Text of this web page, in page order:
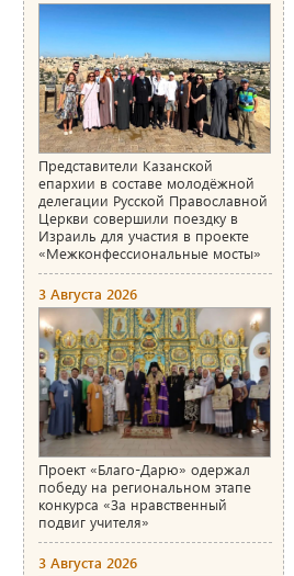
Представители Казанской
епархии в составе молодёжной
делегации Русской Православной
Церкви совершили поездку в
Израиль для участия в проекте
«Межконфессиональные мосты»
3 Августа 2026
Проект «Благо-Дарю» одержал
победу на региональном этапе
конкурса «За нравственный
подвиг учителя»
3 Августа 2026